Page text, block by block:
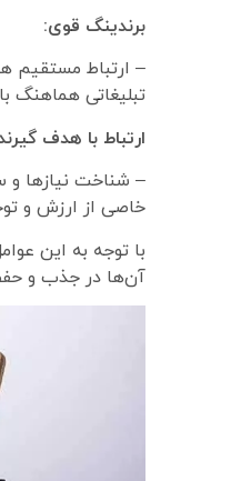
برندینگ قوی:
– ارتباط مستقیم
تبلیغاتی هماهنگ
ارتباط با هدف
– شناخت نیازها و
خاصی از ارزش و
با توجه به این
آن‌ها در جذب و